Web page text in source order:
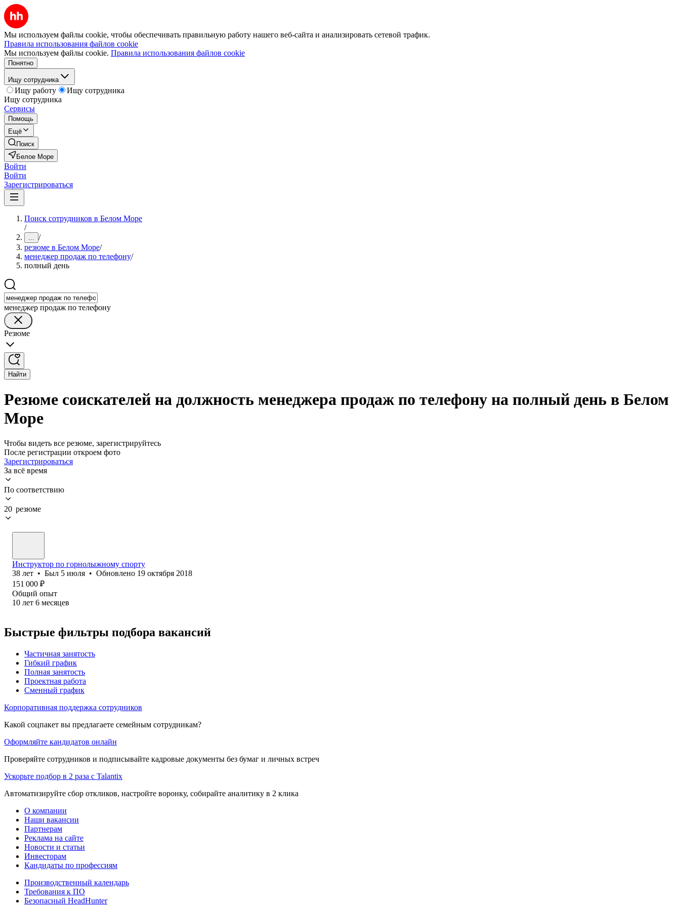
Мы используем файлы cookie, чтобы обеспечивать правильную работу нашего веб-сайта и анализировать сетевой трафик.
Правила использования файлов cookie
Мы используем файлы cookie. Правила использования файлов cookie
Понятно
Ищу сотрудника
Ищу работу
Ищу сотрудника
Ищу сотрудника
Сервисы
Помощь
Ещё
Поиск
Белое Море
Войти
Войти
Зарегистрироваться
Поиск сотрудников в Белом Море
/
... /
резюме в Белом Море/
менеджер продаж по телефону/
полный день
менеджер продаж по телефону
Резюме
Найти
Резюме соискателей на должность менеджера продаж по телефону на полный день в Белом
Море
Чтобы видеть все резюме, зарегистрируйтесь
После регистрации откроем фото
Зарегистрироваться
За всё время
По соответствию
20 резюме
Инструктор по горнолыжному спорту
38 лет • Был 5 июля • Обновлено 19 октября 2018
151 000 ₽
Общий опыт
10 лет 6 месяцев
Быстрые фильтры подбора вакансий
Частичная занятость
Гибкий график
Полная занятость
Проектная работа
Сменный график
Корпоративная поддержка сотрудников
Какой соцпакет вы предлагаете семейным сотрудникам?
Оформляйте кандидатов онлайн
Проверяйте сотрудников и подписывайте кадровые документы без бумаг и личных встреч
Ускорьте подбор в 2 раза с Talantix
Автоматизируйте сбор откликов, настройте воронку, собирайте аналитику в 2 клика
О компании
Наши вакансии
Партнерам
Реклама на сайте
Новости и статьи
Инвесторам
Кандидаты по профессиям
Производственный календарь
Требования к ПО
Безопасный HeadHunter